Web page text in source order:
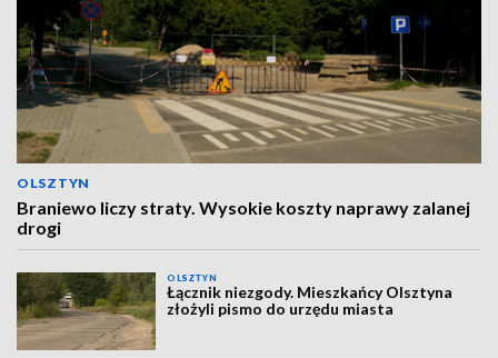
OLSZTYN
Braniewo liczy straty. Wysokie koszty naprawy zalanej
drogi
OLSZTYN
Łącznik niezgody. Mieszkańcy Olsztyna
złożyli pismo do urzędu miasta